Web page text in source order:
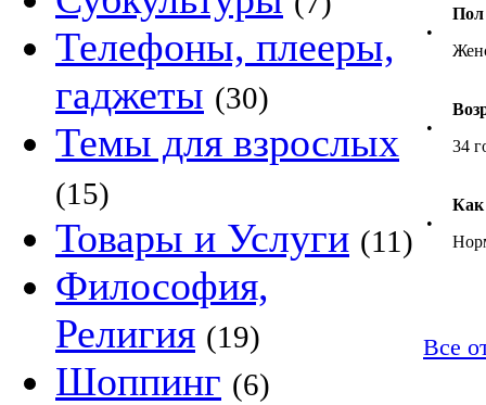
Телефоны, плееры,
гаджеты (30)
Темы для взрослых
(15)
Товары и Услуги (11)
Философия,
Религия (19)
Шоппинг (6)
•
Пол
•
34
•
Как
Все